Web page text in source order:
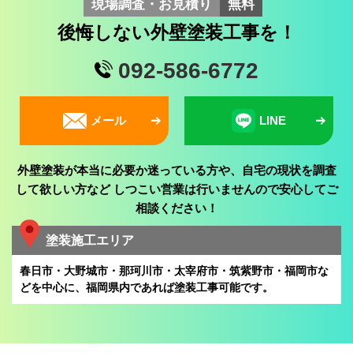
現場調査・お見積り 無料
後悔しない外壁塗装工事を！
092-586-6772
メール LINE
外壁塗装が本当に必要か迷っている方や、自宅の現状を調査
して欲しい方などしつこい営業は行いませんので安心してご
相談ください！
塗装施工エリア
春日市・大野城市・那珂川市・太宰府市・筑紫野市・福岡市な
どを中心に、 福岡県内であれば塗装工事可能です。